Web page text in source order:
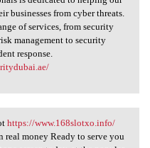
businesses from cyber threats.
of services, from security
management to security
response.
slot https:/
https://www.168slotxo.info/
real money Ready to serve you